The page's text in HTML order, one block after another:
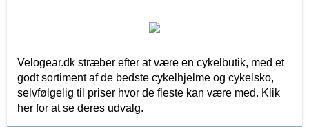
Velogear.dk stræber efter at være en cykelbutik, med et
godt sortiment af de bedste cykelhjelme og cykelsko,
selvfølgelig til priser hvor de fleste kan være med. Klik
her for at se deres udvalg.